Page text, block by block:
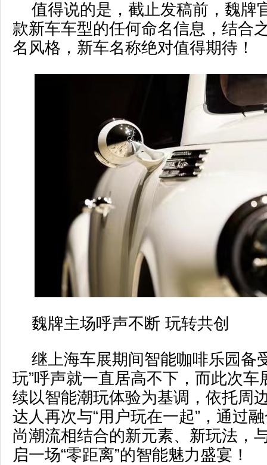
值得说的是，截止发稿前，魏牌
款新车车型的任何命名信息，结合
名风格，新车名称绝对值得期待！
魏牌主场呼声不断 玩转共创
继上海车展期间智能咖啡乐园备
玩”呼声就一直居高不下，而此次车
续以智能潮玩体验为基调，依托周
达人再次与“用户玩在一起”，通过
尚潮流相结合的新元素、新玩法，
启一场“零距离”的智能魅力盛宴！